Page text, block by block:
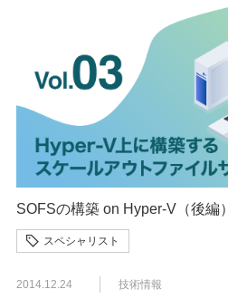
SOFSの構築 on Hyper-V（後編）
スペシャリスト
2014.12.24 技術情報